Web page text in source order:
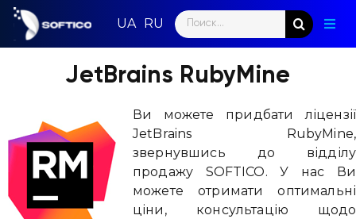
Skip
content
Search
for:
JetBrains RubyMine
Ви можете придбати ліцензії
JetBrains RubyMine,
звернувшись до відділу
продажу SOFTICO. У нас Ви
можете отримати оптимальні
ціни, консультацію щодо